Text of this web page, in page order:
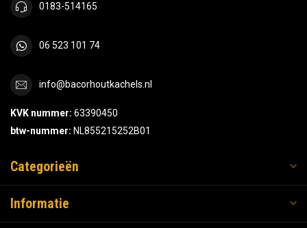
0183-514165
06 523 101 74
info@bacorhoutkachels.nl
KVK nummer: 63390450
btw-nummer: NL855215252B01
Categorieën
Informatie